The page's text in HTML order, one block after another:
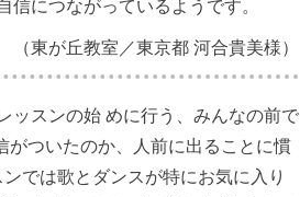
につながっているようです。
（東が丘教室／東京都 河合貴美様）
ッスンの始 めに行う、みんなの前で
がついたのか、人前に出ることに慣
では歌とダンスが特にお気に入り